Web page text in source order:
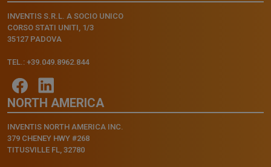
INVENTIS S.R.L. A SOCIO UNICO
CORSO STATI UNITI, 1/3
35127 PADOVA
TEL.: +39.049.8962.844
NORTH AMERICA
INVENTIS NORTH AMERICA INC.
379 CHENEY HWY #268
TITUSVILLE FL, 32780